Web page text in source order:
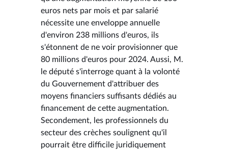
euros nets par mois et par salarié
nécessite une enveloppe annuelle
d'environ 238 millions d'euros, ils
s'étonnent de ne voir provisionner que
80 millions d'euros pour 2024. Aussi, M.
le député s'interroge quant à la volonté
du Gouvernement d'attribuer des
moyens financiers suffisants dédiés au
financement de cette augmentation.
Secondement, les professionnels du
secteur des crèches soulignent qu'il
pourrait être difficile juridiquement